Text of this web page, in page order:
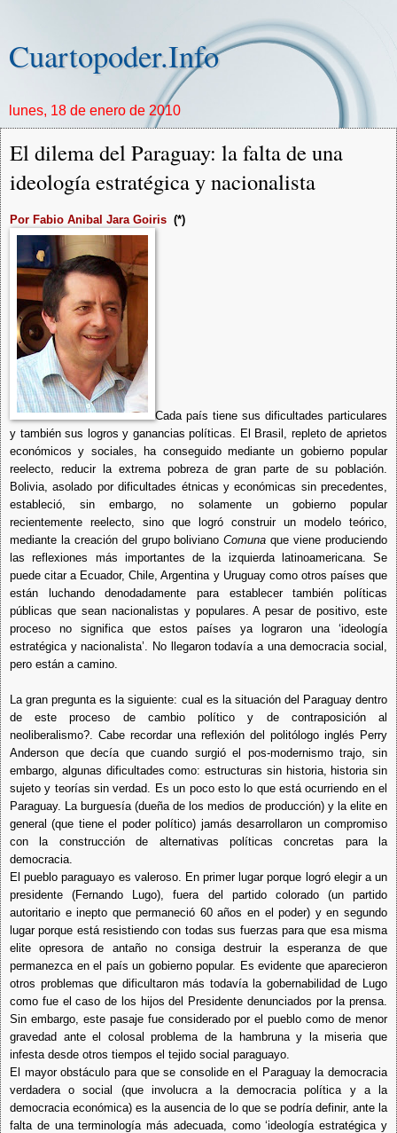
Cuartopoder.Info
lunes, 18 de enero de 2010
El dilema del Paraguay: la falta de una
ideología estratégica y nacionalista
Por Fabio Anibal Jara Goiris (*)
Cada país tiene sus dificultades particulares
y también sus logros y ganancias políticas. El Brasil, repleto de aprietos
económicos y sociales, ha conseguido mediante un gobierno popular
reelecto, reducir la extrema pobreza de gran parte de su población.
Bolivia, asolado por dificultades étnicas y económicas sin precedentes,
estableció, sin embargo, no solamente un gobierno popular
recientemente reelecto, sino que logró construir un modelo teórico,
mediante la creación del grupo bolivianoComuna que viene produciendo
las reflexiones más importantes de la izquierda latinoamericana. Se
puede citar a Ecuador, Chile, Argentina y Uruguay como otros países que
están luchando denodadamente para establecer también políticas
públicas que sean nacionalistas y populares. A pesar de positivo, este
proceso no significa que estos países ya lograron una ‘ideología
estratégica y nacionalista’. No llegaron todavía a una democracia social,
pero están a camino.
La gran pregunta es la siguiente: cual es la situación del Paraguay dentro
de este proceso de cambio político y de contraposición al
neoliberalismo?. Cabe recordar una reflexión del politólogo inglés Perry
Anderson que decía que cuando surgió el pos-modernismo trajo, sin
embargo, algunas dificultades como: estructuras sin historia, historia sin
sujeto y teorías sin verdad. Es un poco esto lo que está ocurriendo en el
Paraguay. La burguesía (dueña de los medios de producción) y la elite en
general (que tiene el poder político) jamás desarrollaron un compromiso
con la construcción de alternativas políticas concretas para la
democracia.
El pueblo paraguayo es valeroso. En primer lugar porque logró elegir a un
presidente (Fernando Lugo), fuera del partido colorado (un partido
autoritario e inepto que permaneció 60 años en el poder) y en segundo
lugar porque está resistiendo con todas sus fuerzas para que esa misma
elite opresora de antaño no consiga destruir la esperanza de que
permanezca en el país un gobierno popular. Es evidente que aparecieron
otros problemas que dificultaron más todavía la gobernabilidad de Lugo
como fue el caso de los hijos del Presidente denunciados por la prensa.
Sin embargo, este pasaje fue considerado por el pueblo como de menor
gravedad ante el colosal problema de la hambruna y la miseria que
infesta desde otros tiempos el tejido social paraguayo.
El mayor obstáculo para que se consolide en el Paraguay la democracia
verdadera o social (que involucra a la democracia política y a la
democracia económica) es la ausencia de lo que se podría definir, ante la
falta de una terminología más adecuada, como ‘ideología estratégica y